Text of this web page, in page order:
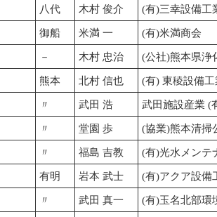
八代 木村 俊介
(有)三幸設備工
御船 米満 一
(有)米満商会
－ 木村 忠治
(公社)熊本県浄
熊本 北村 信也
(有) 東稜設備工
〃 武田 浩
武田施設産業 (
〃 堂園 歩
(協業)熊本清掃
〃 福島 吉教
(有)光水メンテ
有明 岩本 武士
(有)アクア設備
〃 武田 真一
(有)玉名北部環